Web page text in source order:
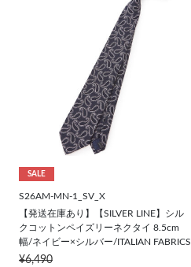
SALE
S26AM-MN-1_SV_X
【発送在庫あり】【SILVER LINE】シル
クコットンペイズリーネクタイ 8.5cm
幅/ネイビー×シルバー/ITALIAN FABRICS
¥6,490